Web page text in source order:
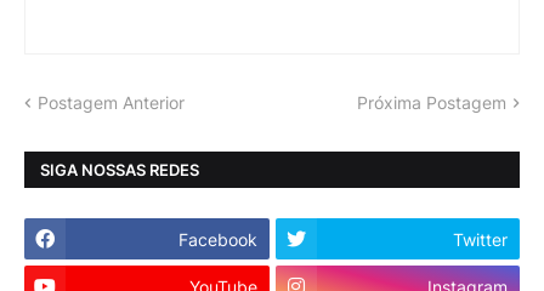
Postagem Anterior Próxima Postagem
SIGA NOSSAS REDES
Facebook Twitter
YouTube Instagram